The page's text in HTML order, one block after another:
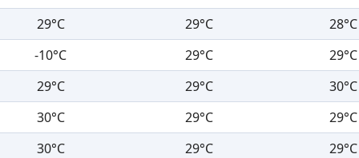
29°C
29°C
28°C
-10°C
29°C
29°C
29°C
29°C
30°C
30°C
29°C
29°C
30°C
29°C
29°C